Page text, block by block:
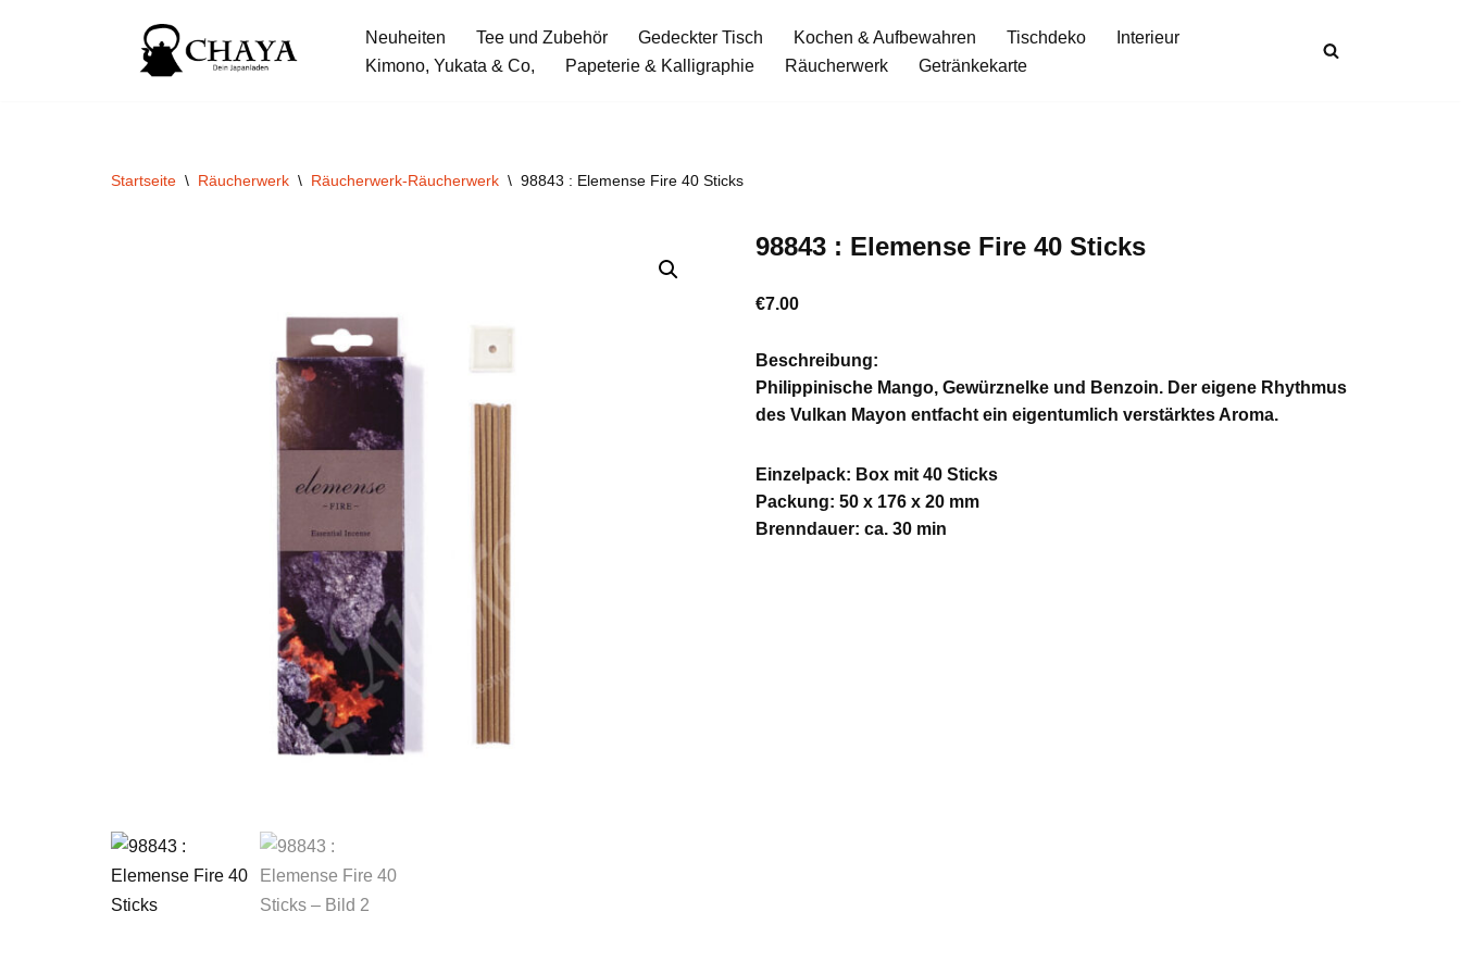
Neuheiten Tee und Zubehör Gedeckter Tisch Kochen & Aufbewahren Tischdeko
Interieur
Kimono, Yukata & Co,
Papeterie & Kalligraphie Räucherwerk Getränkekarte
Startseite \ Räucherwerk \ Räucherwerk-Räucherwerk \ 98843 : Elemense Fire 40 Sticks
98843 : Elemense Fire 40 Sticks
€7.00
Beschreibung:
Philippinische Mango, Gewürznelke und Benzoin. Der eigene Rhythmus
des Vulkan Mayon entfacht ein eigentumlich verstärktes Aroma.
Einzelpack: Box mit 40 Sticks
Packung: 50 x 176 x 20 mm
Brenndauer: ca. 30 min